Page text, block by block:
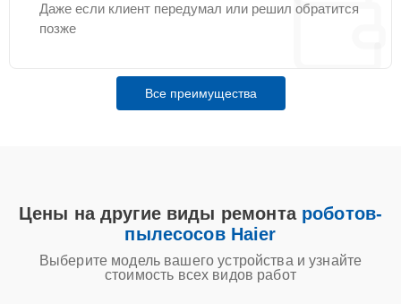
Даже если клиент передумал или решил обратится
позже
Все преимущества
Цены на другие виды ремонта роботов-
пылесосов Haier
Выберите модель вашего устройства и узнайте
стоимость всех видов работ